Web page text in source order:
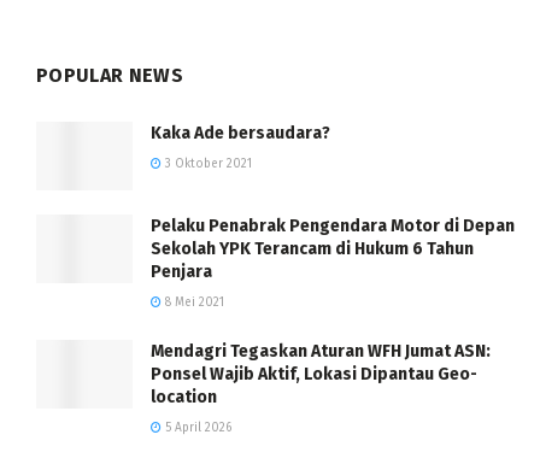
POPULAR NEWS
Kaka Ade bersaudara?
3 Oktober 2021
Pelaku Penabrak Pengendara Motor di Depan
Sekolah YPK Terancam di Hukum 6 Tahun
Penjara
8 Mei 2021
Mendagri Tegaskan Aturan WFH Jumat ASN:
Ponsel Wajib Aktif, Lokasi Dipantau Geo-
location
5 April 2026